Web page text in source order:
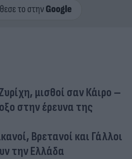
μισθοί σαν Κάιρο –
στην έρευνα της
Βρετανοί και Γάλλοι
την Ελλάδα